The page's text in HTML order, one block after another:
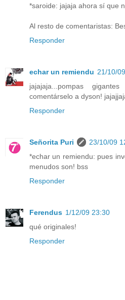
*saroide: jajaja ahora sí que
Al resto de comentaristas:
Responder
echar un remiendu 21/10/
jajajaja...pompas
comentárselo a dyson!
Responder
Señorita Puri
23/10/09
*echar un remiendu: pues
menudos son! bss
Responder
Ferendus 1/12/09 23:30
qué originales!
Responder